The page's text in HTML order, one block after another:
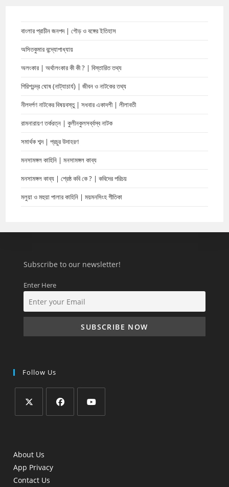
বাংলার প্রাচীন জনপদ | গৌড় ও বঙ্গের ইতিহাস
অসিতকুমার বন্দ্যোপাধ্যায়
অলংকার | অর্থালংকার কী কী ? | বিস্তারিত তথ্য
গিরিশচন্দ্র ঘোষ (নাট্যাচার্য) | জীবন ও নাটকের তথ্য
নীলদর্পণ নাটকের বিষয়বস্তু | সধবার একাদশী | লীলাবতী
রামনারায়ণ তর্করত্ন | কুলীনকুলসর্ব্বস্ব নাটক
সমার্থক শব্দ | প্রচুর উদাহরণ
মনসামঙ্গল কাহিনি | মনসামঙ্গল কাব্য
মনসামঙ্গল কাব্য | শ্রেষ্ঠ কবি কে ? | কবিদের পরিচয়
মলুয়া ও মহুয়া পালার কাহিনি | ময়মনসিংহ গীতিকা
Subscribe to our newsletter!
Enter Here
Follow Us
new
tab
tab
About Us
App Privacy
Contact Us